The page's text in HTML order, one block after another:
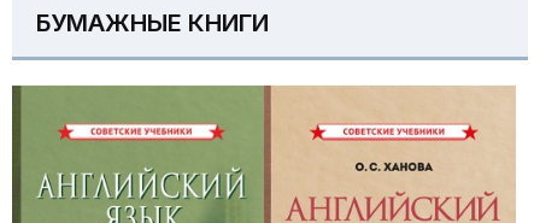
БУМАЖНЫЕ КНИГИ